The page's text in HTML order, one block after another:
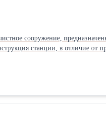
сооружение,
станции, в отличие от
Способ очистки Биологический
Полиэтилен низкого